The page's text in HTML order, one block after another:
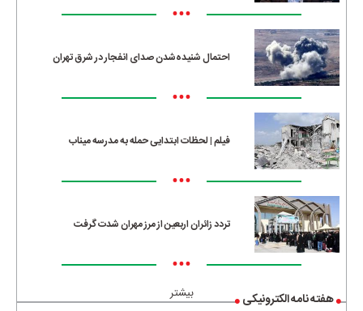
•••
احتمال شنیده‌شدن صدای انفجار در شرق تهران
•••
فیلم | لحظات ابتدایی حمله به مدرسه میناب
•••
تردد زائران اربعین از مرز مهران شدت گرفت
•••
بیشتر هفته نامه الکترونیکی